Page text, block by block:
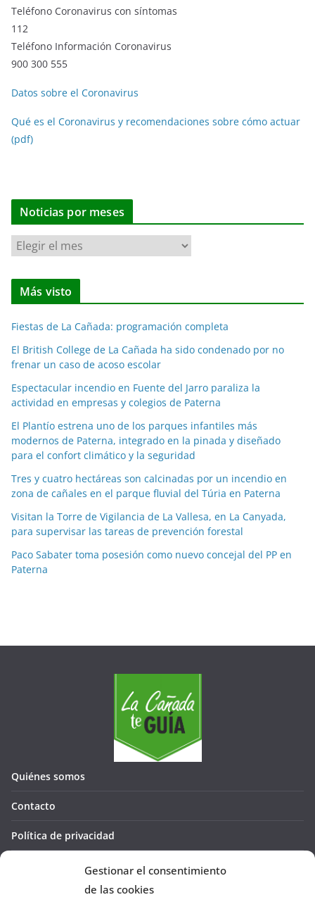
Gestionar el consentimiento
de las cookies
Teléfono Coronavirus con síntomas
112
Teléfono Información Coronavirus
900 300 555
Datos sobre el Coronavirus
Qué es el Coronavirus y recomendaciones sobre cómo actuar
(pdf)
Noticias por meses
N
o
t
i
a
s
p
o
m
e
e
Más visto
Fiestas de La Cañada: programación completa
El British College de La Cañada ha sido condenado por no
frenar un caso de acoso escolar
Espectacular incendio en Fuente del Jarro paraliza la
actividad en empresas y colegios de Paterna
El Plantío estrena uno de los parques infantiles más
modernos de Paterna, integrado en la pinada y diseñado
para el confort climático y la seguridad
Tres y cuatro hectáreas son calcinadas por un incendio en
zona de cañales en el parque fluvial del Túria en Paterna
Visitan la Torre de Vigilancia de La Vallesa, en La Canyada,
para supervisar las tareas de prevención forestal
Paco Sabater toma posesión como nuevo concejal del PP en
Paterna
Quiénes somos
Contacto
Política de privacidad
Política de cookies (UE)